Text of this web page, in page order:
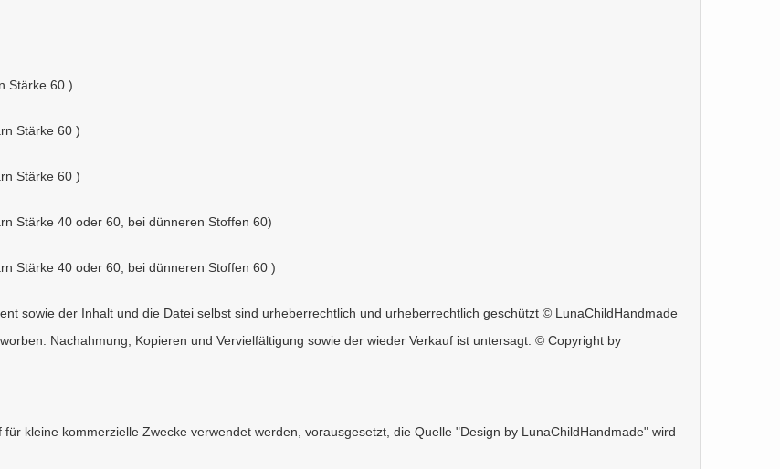
Stärke 60 )
Stärke 60 )
Stärke 60 )
Stärke 40 oder 60, bei dünneren Stoffen 60)
Stärke 40 oder 60, bei dünneren Stoffen 60 )
sowie der Inhalt und die Datei selbst sind urheberrechtlich und urheberrechtlich geschützt © LunaChildHandmade
Nachahmung, Kopieren und Vervielfältigung sowie der wieder Verkauf ist untersagt. © Copyright by
kleine kommerzielle Zwecke verwendet werden, vorausgesetzt, die Quelle "Design by LunaChildHandmade" wird